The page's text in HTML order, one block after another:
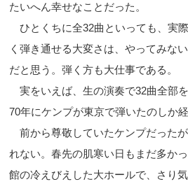
たいへん幸せなことだった。
ひとくちに全32曲といっても、実
く弾き通せる大変さは、やってみな
だと思う。弾く方も大仕事である。
実をいえば、生の演奏で32曲全部
70年にケンプが東京で弾いたのしか
前から尊敬していたケンプだった
れない。春先の肌寒い日もまだ多か
館の冷えびえした大ホールで、さり